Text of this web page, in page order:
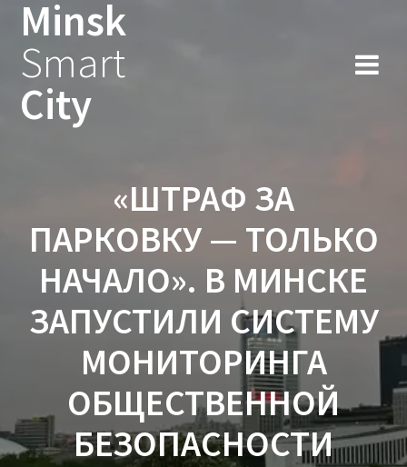
Minsk
Smart
City
«ШТРАФ ЗА
ПАРКОВКУ — ТОЛЬКО
НАЧАЛО». В МИНСКЕ
ЗАПУСТИЛИ СИСТЕМУ
МОНИТОРИНГА
ОБЩЕСТВЕННОЙ
БЕЗОПАСНОСТИ